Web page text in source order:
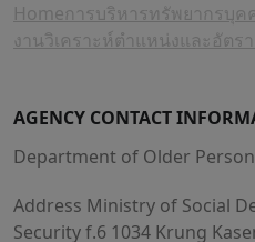
Homeการบริหารทรัพยากรบุค
งานวิเคราะห์ตำแหน่งและอัตร
AGENCY CONTACT
Department of Older
Address Ministry of Social
Security f.6 1034 Krung